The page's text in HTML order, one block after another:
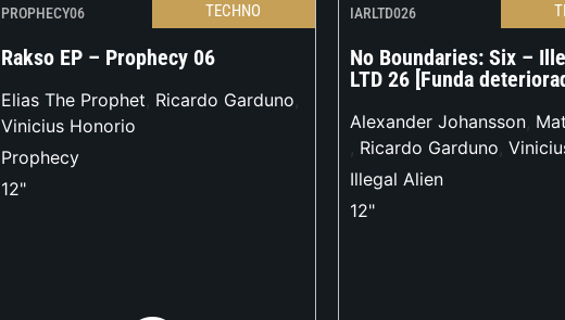
PROPHECY06 TECHNO
Rakso EP – Prophecy 06
Elias The Prophet, Ricardo Garduno,
Vinicius Honorio
Prophecy
12"
IARLTD026
No Boundaries: Six –
LTD 26 [Funda
Alexander Johansson,
, Ricardo Garduno,
Illegal Alien
12"